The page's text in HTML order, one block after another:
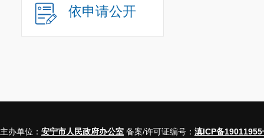
依申请公开
主办单位： 安宁市人民政府办公室 备案/许可证编号： 滇ICP备